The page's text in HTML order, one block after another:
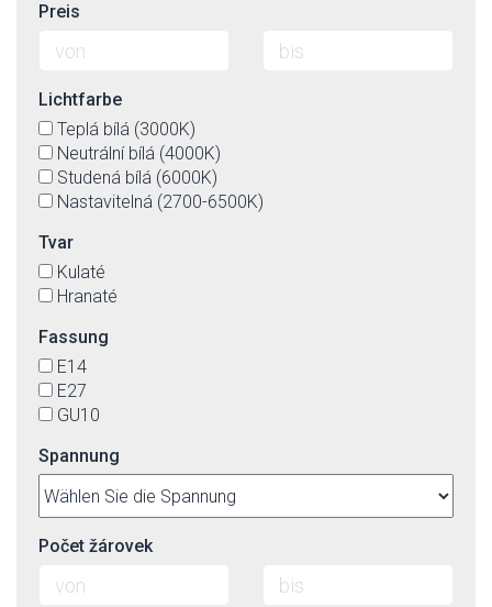
Preis
Lichtfarbe
Teplá bílá (3000K)
Neutrální bílá (4000K)
Studená bílá (6000K)
Nastavitelná (2700-6500K)
Tvar
Kulaté
Hranaté
Fassung
E14
E27
GU10
Spannung
Počet žárovek